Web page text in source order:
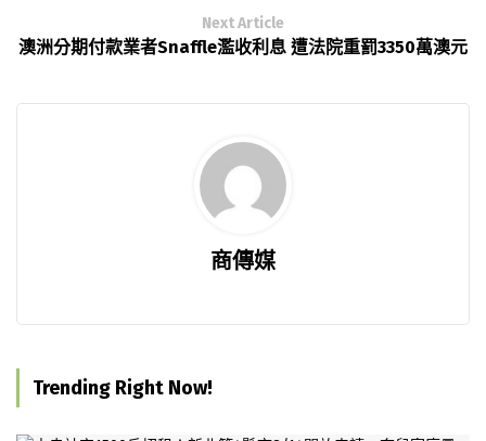
Next Article
澳洲分期付款業者Snaffle濫收利息 遭法院重罰3350萬澳元
商傳媒
Trending Right Now!